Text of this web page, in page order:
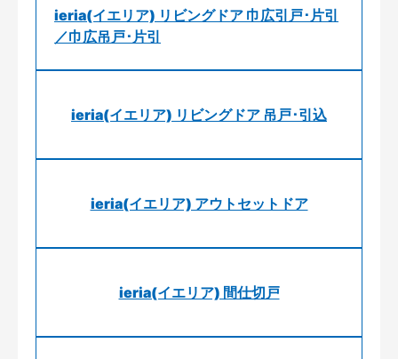
ieria(イエリア) リビングドア 巾広引戸･片引
／巾広吊戸･片引
ieria(イエリア) リビングドア 吊戸･引込
ieria(イエリア) アウトセットドア
ieria(イエリア) 間仕切戸